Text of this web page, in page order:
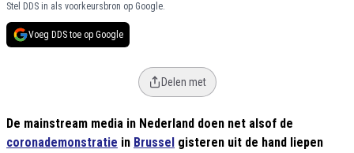
Stel DDS in als voorkeursbron op Google.
Voeg DDS toe op Google
Delen met
De mainstream media in Nederland doen net alsof de
coronademonstratie in Brussel gisteren uit de hand liepen